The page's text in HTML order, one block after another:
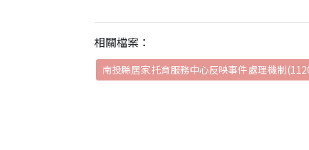
相關檔案：
南投縣居家托育服務中心反映事件處理機制